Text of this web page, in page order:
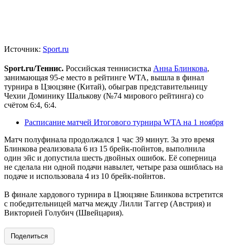
Источник: Sport.ru
Sport.ru/Теннис. Российская теннисистка Анна Блинкова,
занимающая 95-е место в рейтинге WTA, вышла в финал
турнира в Цзюцзяне (Китай), обыграв представительницу
Чехии Доминику Шалькову (№74 мирового рейтинга) со
счётом 6:4, 6:4.
Расписание матчей Итогового турнира WTA на 1 ноября
Матч полуфинала продолжался 1 час 39 минут. За это время
Блинкова реализовала 6 из 15 брейк-пойнтов, выполнила
один эйс и допустила шесть двойных ошибок. Её соперница
не сделала ни одной подачи навылет, четыре раза ошиблась на
подаче и использовала 4 из 10 брейк-пойнтов.
В финале хардового турнира в Цзюцзяне Блинкова встретится
с победительницей матча между Лилли Таггер (Австрия) и
Викторией Голубич (Швейцария).
Поделиться